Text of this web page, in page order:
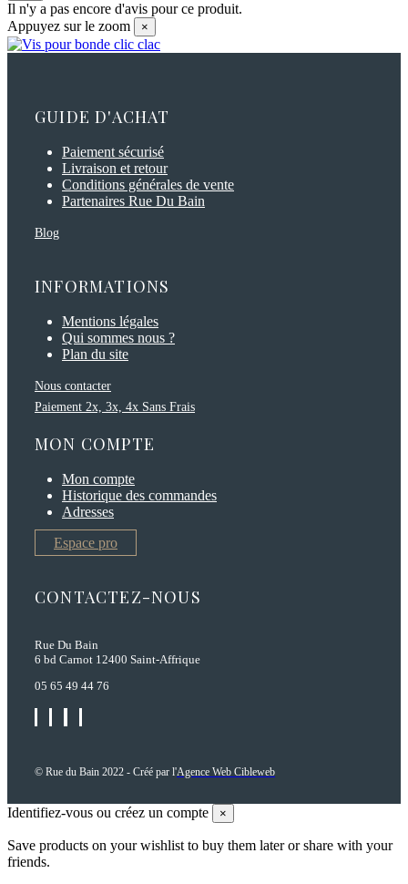
Il n'y a pas encore d'avis pour ce produit.
Appuyez sur le zoom
×
GUIDE D'ACHAT
Paiement sécurisé
Livraison et retour
Conditions générales de vente
Partenaires Rue Du Bain
Blog
INFORMATIONS
Mentions légales
Qui sommes nous ?
Plan du site
Nous contacter
Paiement 2x, 3x, 4x Sans Frais
MON COMPTE
Mon compte
Historique des commandes
Adresses
Espace pro
CONTACTEZ-NOUS
Rue Du Bain
6 bd Carnot 12400 Saint-Affrique
05 65 49 44 76
© Rue du Bain 2022 - Créé par l'Agence Web Cibleweb
Identifiez-vous ou créez un compte ×
Save products on your wishlist to buy them later or share with your
friends.